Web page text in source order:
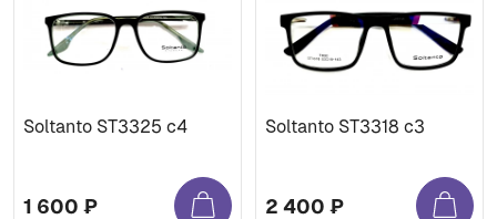
Soltanto ST3325 c4
1 600 ₽
Soltanto ST3318 c3
2 400 ₽